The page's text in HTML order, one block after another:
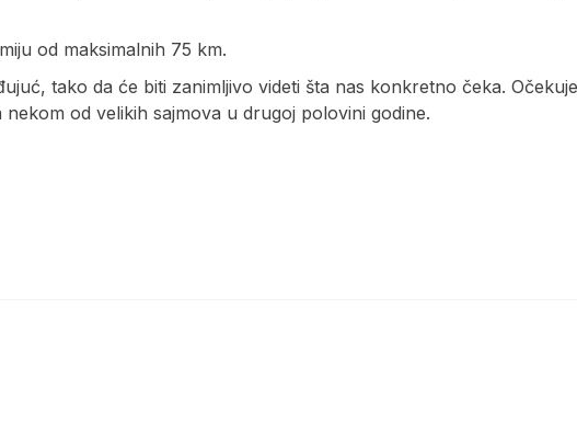
od maksimalnih 75 km.
tako da će biti zanimljivo videti šta nas konkretno čeka.
od velikih sajmova u drugoj polovini godine.